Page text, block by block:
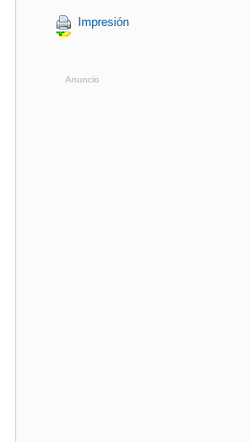
Impresión
Anuncio